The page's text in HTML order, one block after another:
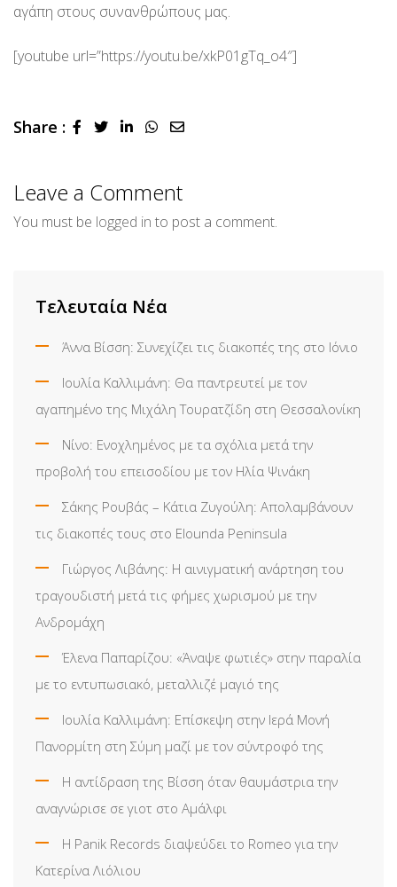
αγάπη στους συνανθρώπους μας.
[youtube url=”https://youtu.be/xkP01gTq_o4″]
Share : LinkedInWhatsapp
Share
Leave a Comment
You must be logged in to post a comment.
Τελευταία Νέα
Άννα Βίσση: Συνεχίζει τις διακοπές της στο Ιόνιο
Ιουλία Καλλιμάνη: Θα παντρευτεί με τον
αγαπημένο της Μιχάλη Τουρατζίδη στη Θεσσαλονίκη
Νίνο: Ενοχλημένος με τα σχόλια μετά την
προβολή του επεισοδίου με τον Ηλία Ψινάκη
Σάκης Ρουβάς – Κάτια Ζυγούλη: Απολαμβάνουν
τις διακοπές τους στο Elounda Peninsula
Γιώργος Λιβάνης: Η αινιγματική ανάρτηση του
τραγουδιστή μετά τις φήμες χωρισμού με την
Ανδρομάχη
Έλενα Παπαρίζου: «Άναψε φωτιές» στην παραλία
με το εντυπωσιακό, μεταλλιζέ μαγιό της
Ιουλία Καλλιμάνη: Επίσκεψη στην Ιερά Μονή
Πανορμίτη στη Σύμη μαζί με τον σύντροφό της
Η αντίδραση της Βίσση όταν θαυμάστρια την
αναγνώρισε σε γιοτ στο Αμάλφι
Η Panik Records διαψεύδει το Romeo για την
Κατερίνα Λιόλιου